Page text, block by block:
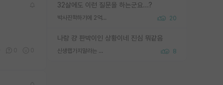
32살에도 이런 질문을 하는군요...?
박사진학하기에 2억은 괜찮은 (?) 정도의 경제력인가요 20
나랑 걍 판박이인 상황이네 진심 뭐같음
신생랩가지말라는 이유가 있었구나 8